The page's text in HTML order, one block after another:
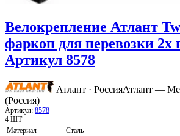
Велокрепление Атлант
фаркоп для перевозки 2х
Артикул 8578
Атлант · РоссияАтлант —
(Россия)
Артикул: 8578
4 ШТ
Материал
Сталь